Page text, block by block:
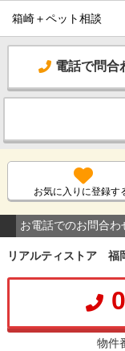
箱崎＋ペット相談
電話で問合
お気に入りに登録す
お電話でのお問合わ
リアルティストア 福
物件